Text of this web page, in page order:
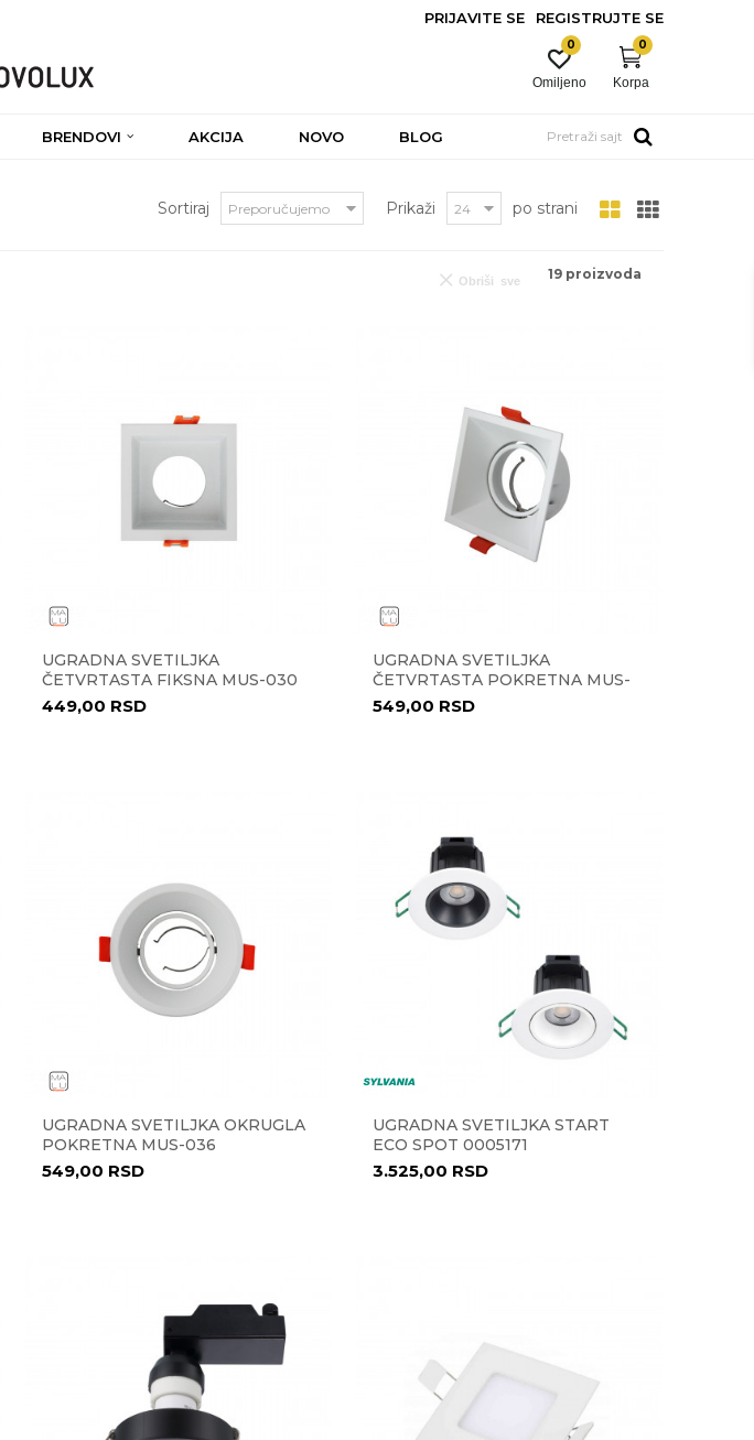
PRIJAVITE SE REGISTRUJTE SE
Korpa
0
Omiljeno
0
BRENDOVI AKCIJA NOVO BLOG Pretraži sajt
Sortiraj Prikaži po strani
19 proizvoda
Obriši sve
UGRADNA SVETILJKA
ČETVRTASTA FIKSNA MUS-030
449,00 RSD
UGRADNA SVETILJKA
ČETVRTASTA POKRETNA MUS-
031
549,00 RSD
UGRADNA SVETILJKA OKRUGLA
POKRETNA MUS-036
549,00 RSD
UGRADNA SVETILJKA START
ECO SPOT 0005171
3.525,00 RSD